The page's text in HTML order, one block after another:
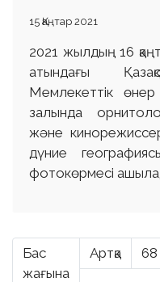
15 Қаңтар 2021
2021 жылдың 16
атындағы
Мемлекеттік өнер
залында
және
дүние
фотокөрмесі
Бас
жағына
Артқа 68